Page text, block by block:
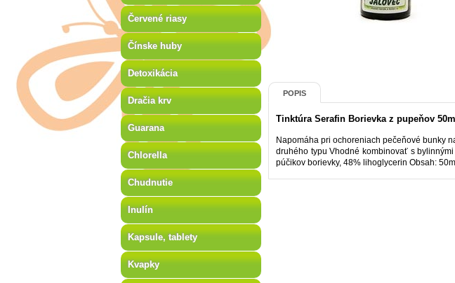
POPIS
Tinktúra Serafin Borievka z pupeňov 50ml
Napomáha pri ochoreniach pečeňové bunky
druhého typu Vhodné kombinovať s
púčikov borievky, 48% lihoglycerin Obsah: 50ml
Červené riasy
Čínske huby
Detoxikácia
Dračia krv
Guarana
Chlorella
Chudnutie
Inulín
Kapsule, tablety
Kvapky